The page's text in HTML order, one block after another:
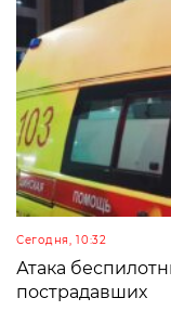
Сегодня, 10:32
Атака
пострадавших